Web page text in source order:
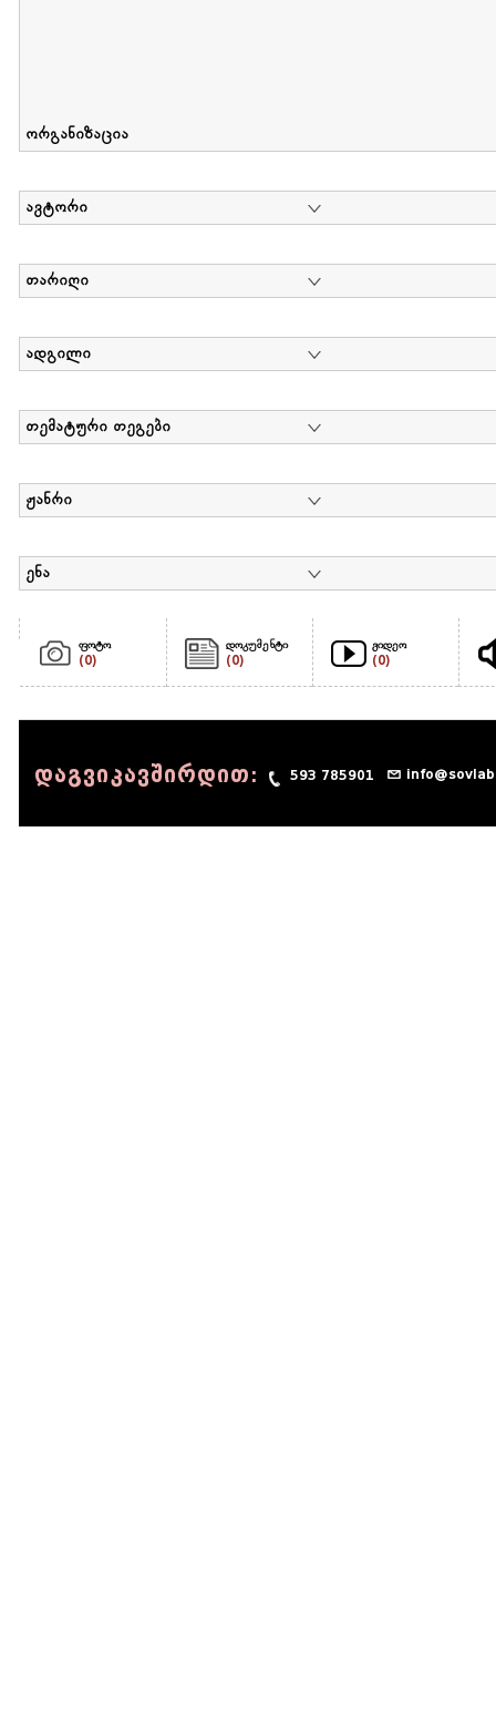
ორგანიზაცია
ავტორი
თარიღი
ადგილი
თემატური თეგები
ჟანრი
ენა
ფოტო
(0)
დოკუმენტი
(0)
ვიდეო
(0)
დაგვიკავშირდით: 593 785901